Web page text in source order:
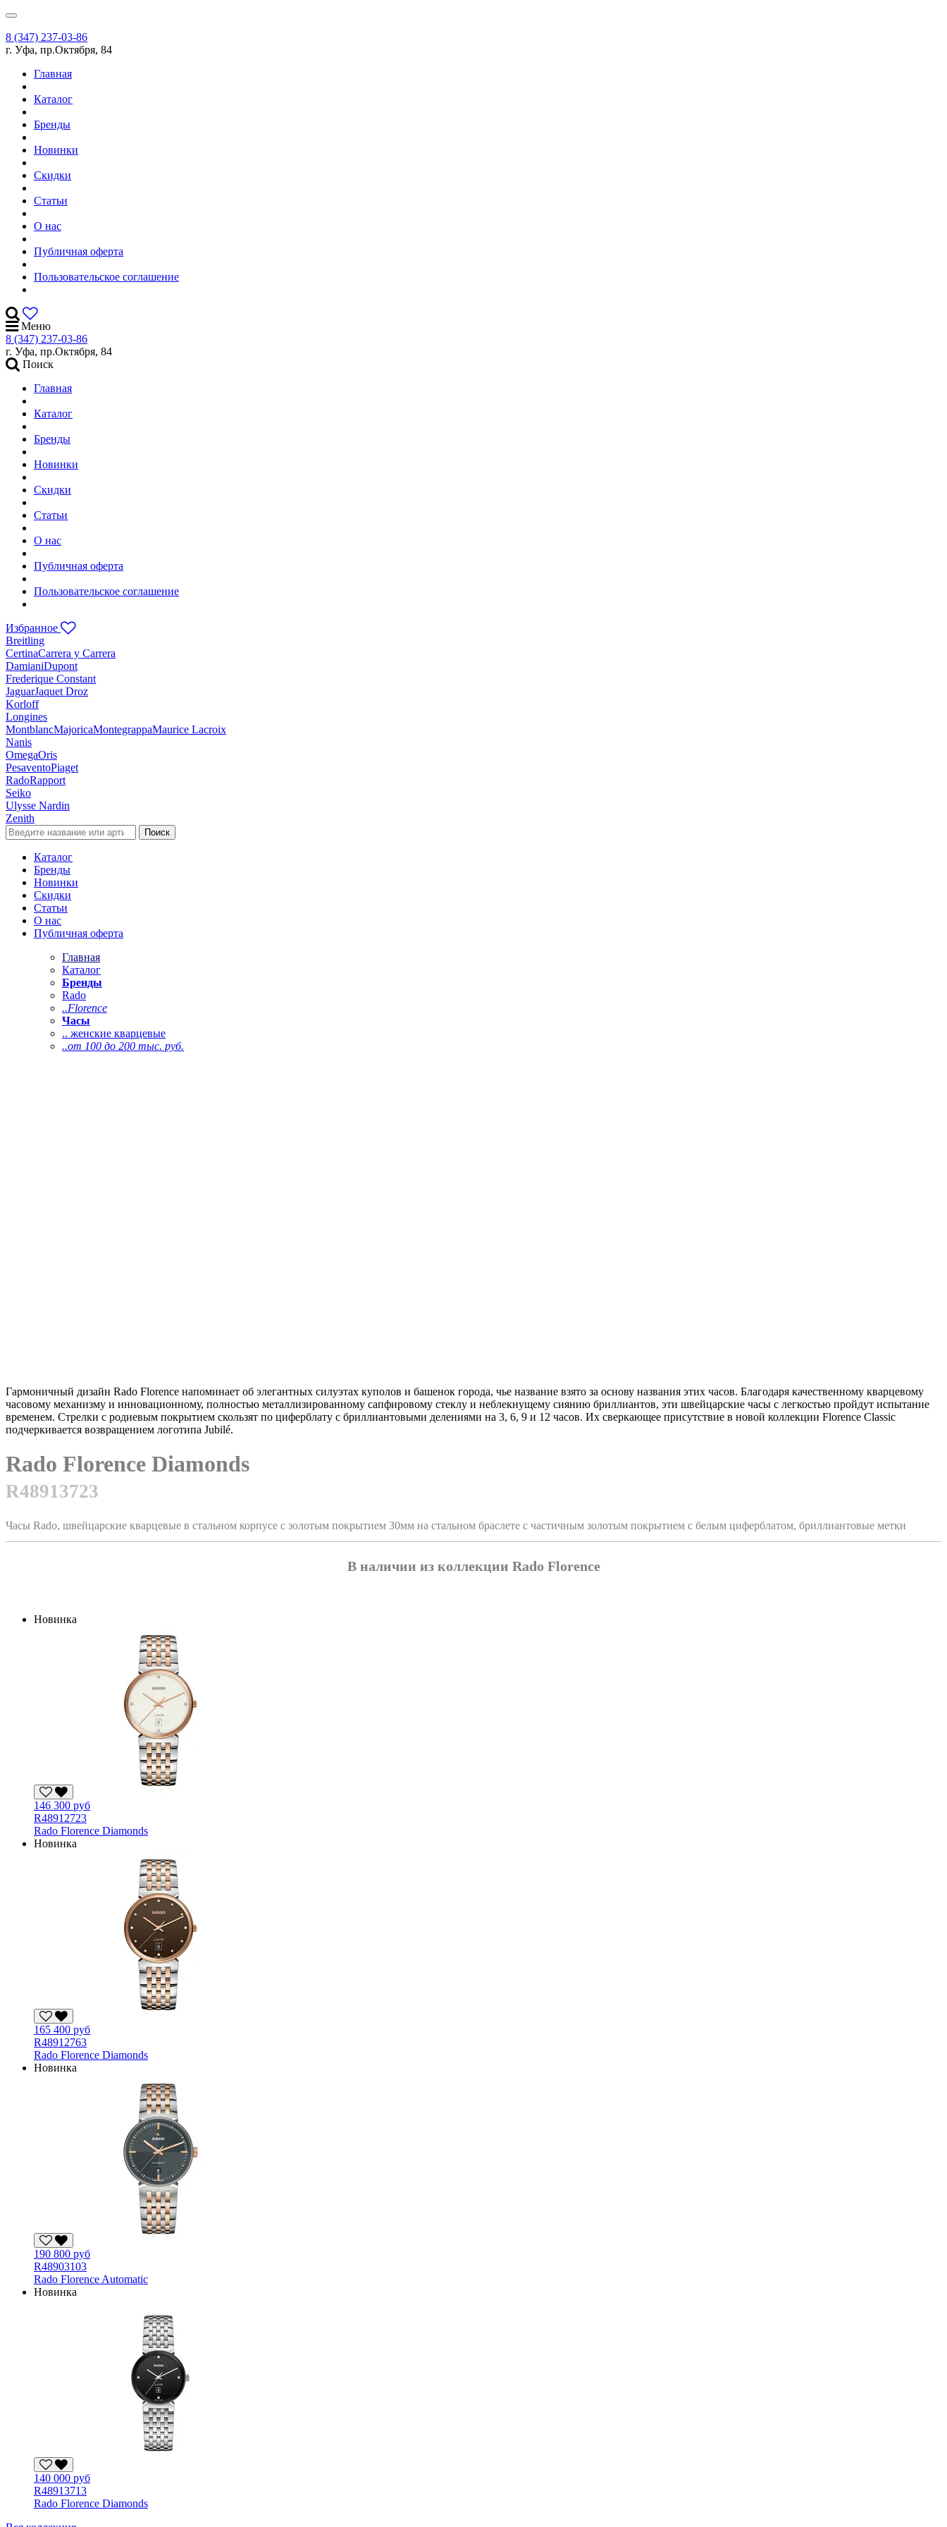
8 (347) 237-03-86
г. Уфа, пр.Октября, 84
Главная
Каталог
Бренды
Новинки
Скидки
Статьи
О нас
Публичная оферта
Пользовательское соглашение
Меню
8 (347) 237-03-86
г. Уфа, пр.Октября, 84
Поиск
Главная
Каталог
Бренды
Новинки
Скидки
Статьи
О нас
Публичная оферта
Пользовательское соглашение
Избранное
Breitling
CertinaCarrera y Carrera
DamianiDupont
Frederique Constant
JaguarJaquet Droz
Korloff
Longines
MontblancMajoricaMontegrappaMaurice Lacroix
Nanis
OmegaOris
PesaventoPiaget
RadoRapport
Seiko
Ulysse Nardin
Zenith
Поиск
Каталог
Бренды
Новинки
Скидки
Статьи
О нас
Публичная оферта
Главная
Каталог
Бренды
Rado
..Florence
Часы
.. женские кварцевые
..от 100 до 200 тыс. руб.
Гармоничный дизайн Rado Florence напоминает об элегантных силуэтах куполов и башенок города, чье название взято за основу названия этих часов. Благодаря качественному кварцевому
часовому механизму и инновационному, полностью металлизированному сапфировому стеклу и неблекнущему сиянию бриллиантов, эти швейцарские часы с легкостью пройдут испытание
временем. Стрелки с родиевым покрытием скользят по циферблату с бриллиантовыми делениями на 3, 6, 9 и 12 часов. Их сверкающее присутствие в новой коллекции Florence Classic
подчеркивается возвращением логотипа Jubilé.
Rado Florence Diamonds
R48913723
Часы Rado, швейцарские кварцевые в стальном корпусе с золотым покрытием 30мм на стальном браслете с частичным золотым покрытием с белым циферблатом, бриллиантовые метки
В наличии из коллекции Rado Florence
Новинка
146 300 руб
R48912723
Rado Florence Diamonds
Новинка
165 400 руб
R48912763
Rado Florence Diamonds
Новинка
190 800 руб
R48903103
Rado Florence Automatic
Новинка
140 000 руб
R48913713
Rado Florence Diamonds